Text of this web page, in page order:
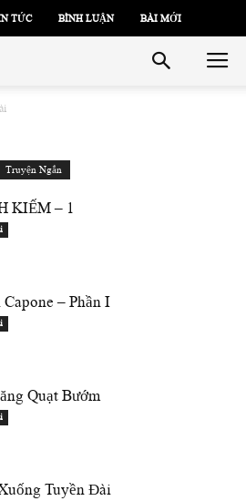
TỨC BÌNH LUẬN BÀI MỚI
Truyện Ngắn
KIẾM – 1
– Phần I
Quạt Bướm
Tuyền Đài